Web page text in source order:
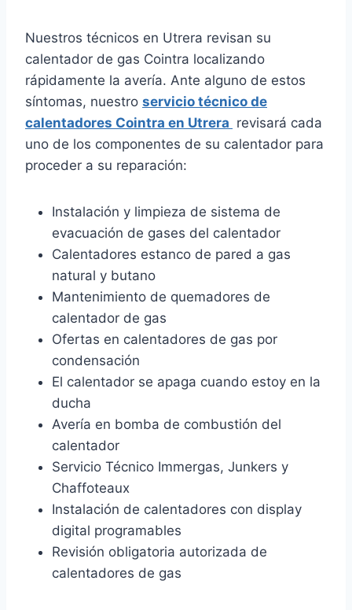
Nuestros técnicos en Utrera revisan su
calentador de gas Cointra localizando
rápidamente la avería. Ante alguno de estos
síntomas, nuestro servicio técnico de
calentadores Cointra en Utrera revisará cada
uno de los componentes de su calentador para
proceder a su reparación:
Instalación y limpieza de sistema de
evacuación de gases del calentador
Calentadores estanco de pared a gas
natural y butano
Mantenimiento de quemadores de
calentador de gas
Ofertas en calentadores de gas por
condensación
El calentador se apaga cuando estoy en la
ducha
Avería en bomba de combustión del
calentador
Servicio Técnico Immergas, Junkers y
Chaffoteaux
Instalación de calentadores con display
digital programables
Revisión obligatoria autorizada de
calentadores de gas